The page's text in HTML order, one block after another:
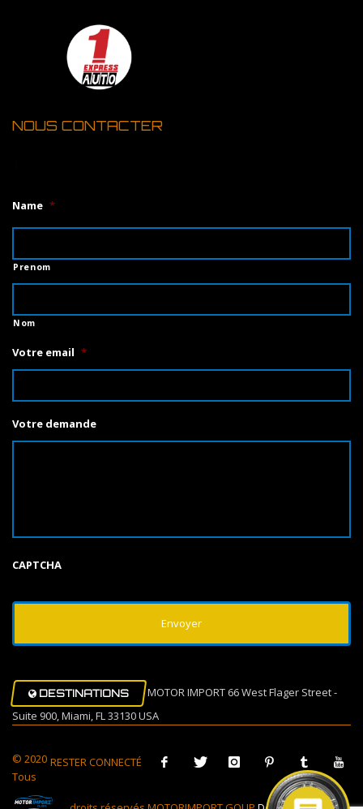
NOUS CONTACTER
Name *
Prenom
Nom
Votre email *
Votre demande
CAPTCHA
DESTINATIONS
MOTOR IMPORT 66 West Flager Street -
Suite 900, Miami, FL 33130 USA
RESTER CONNECTÉ
© 2020
Tous